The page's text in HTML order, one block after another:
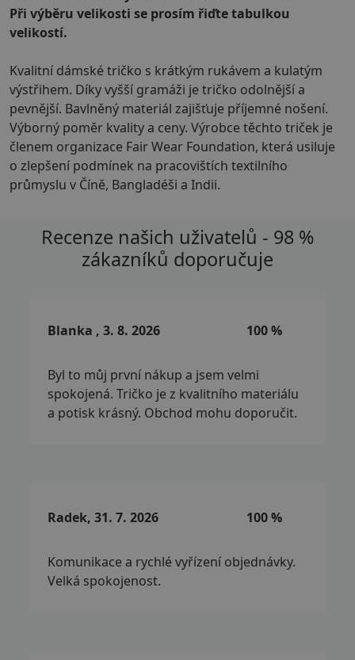
Při výběru velikosti se prosím řiďte tabulkou
velikostí.
Kvalitní dámské tričko s krátkým rukávem a kulatým
výstřihem. Díky vyšší gramáži je tričko odolnější a
pevnější. Bavlněný materiál zajišťuje příjemné nošení.
Výborný poměr kvality a ceny. Výrobce těchto triček je
členem organizace Fair Wear Foundation, která usiluje
o zlepšení podmínek na pracovištích textilního
průmyslu v Číně, Bangladéši a Indii.
Recenze našich uživatelů - 98 %
zákazníků doporučuje
Blanka , 3. 8. 2026 100 %
Byl to můj první nákup a jsem velmi
spokojená. Tričko je z kvalitního materiálu
a potisk krásný. Obchod mohu doporučit.
Radek, 31. 7. 2026 100 %
Komunikace a rychlé vyřízení objednávky.
Velká spokojenost.